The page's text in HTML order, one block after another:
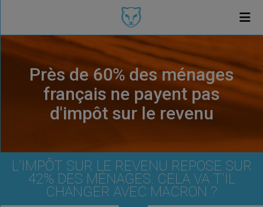
Près de 60% des ménages
français ne payent pas
d'impôt sur le revenu
L’IMPÔT SUR LE REVENU REPOSE SUR
42% DES MÉNAGES. CELA VA T’IL
CHANGER AVEC MACRON ?